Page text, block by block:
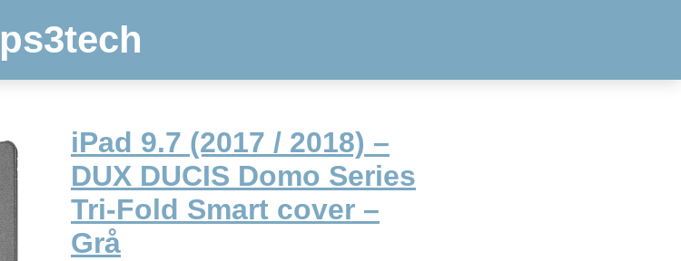
ps3tech
iPad 9.7 (2017 / 2018) –
DUX DUCIS Domo Series
Tri-Fold Smart cover –
Grå